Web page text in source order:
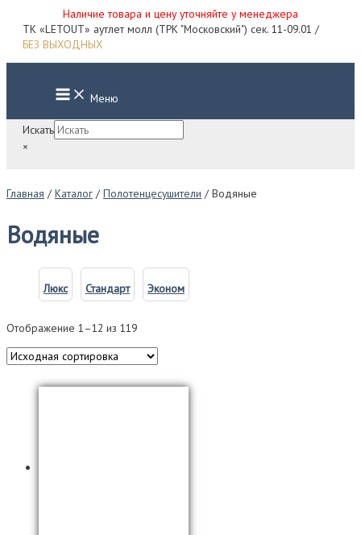
Наличие товара и цену уточняйте у менеджера
Перейти
ТК «LETOUT» аутлет молл (ТРК "Московский") сек. 11-09.01 /
БЕЗ ВЫХОДНЫХ
Main
Menu Меню
Искать
×
Главная / Каталог / Полотенцесушители / Водяные
Водяные
Люкс Стандарт Эконом
Отображение 1–12 из 119